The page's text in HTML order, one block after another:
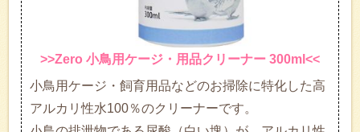
>>Zero 小鳥用ケージ・用品クリーナー 300ml<<
小鳥用ケージ・飼育用品などのお掃除に特化した高
アルカリ性水100％のクリーナーです。